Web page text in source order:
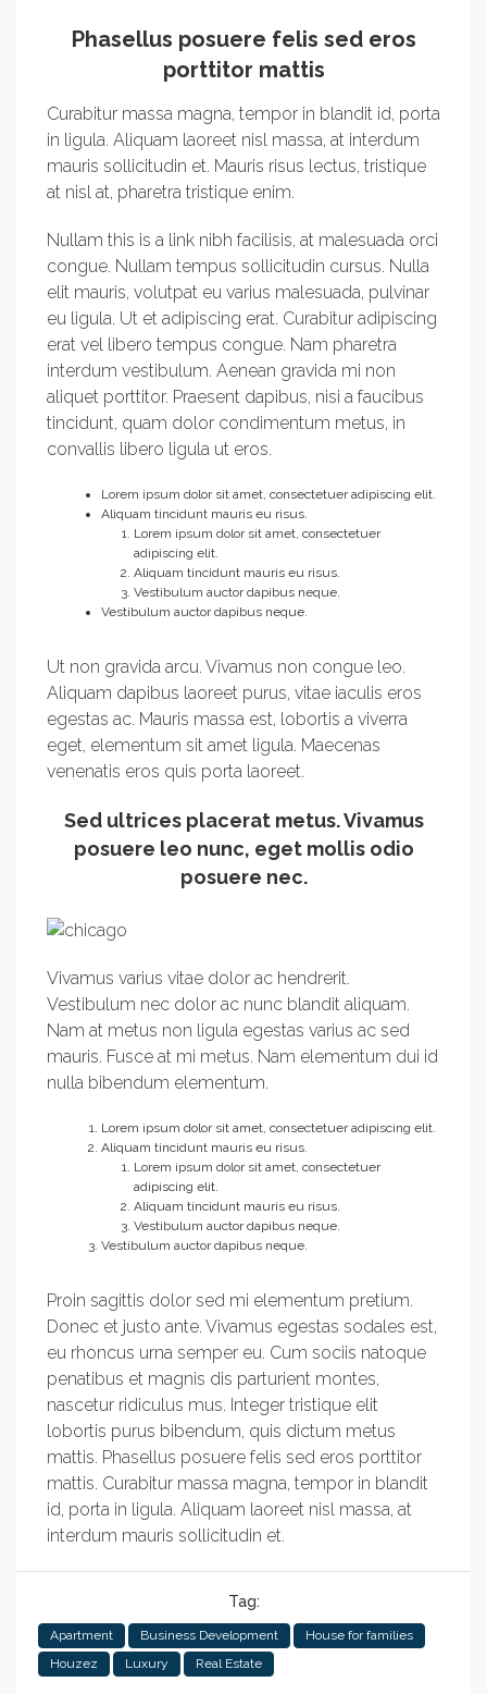
Phasellus posuere felis sed eros
porttitor mattis
Curabitur massa magna, tempor in blandit id, porta
in ligula. Aliquam laoreet nisl massa, at interdum
mauris sollicitudin et. Mauris risus lectus, tristique
at nisl at, pharetra tristique enim.
Nullam this is a link nibh facilisis, at malesuada orci
congue. Nullam tempus sollicitudin cursus. Nulla
elit mauris, volutpat eu varius malesuada, pulvinar
eu ligula. Ut et adipiscing erat. Curabitur adipiscing
erat vel libero tempus congue. Nam pharetra
interdum vestibulum. Aenean gravida mi non
aliquet porttitor. Praesent dapibus, nisi a faucibus
tincidunt, quam dolor condimentum metus, in
convallis libero ligula ut eros.
Lorem ipsum dolor sit amet, consectetuer adipiscing elit.
Aliquam tincidunt mauris eu risus.
Lorem ipsum dolor sit amet, consectetuer
adipiscing elit.
Aliquam tincidunt mauris eu risus.
Vestibulum auctor dapibus neque.
Vestibulum auctor dapibus neque.
Ut non gravida arcu. Vivamus non congue leo.
Aliquam dapibus laoreet purus, vitae iaculis eros
egestas ac. Mauris massa est, lobortis a viverra
eget, elementum sit amet ligula. Maecenas
venenatis eros quis porta laoreet.
Sed ultrices placerat metus. Vivamus
posuere leo nunc, eget mollis odio
posuere nec.
Vivamus varius vitae dolor ac hendrerit.
Vestibulum nec dolor ac nunc blandit aliquam.
Nam at metus non ligula egestas varius ac sed
mauris. Fusce at mi metus. Nam elementum dui id
nulla bibendum elementum.
Lorem ipsum dolor sit amet, consectetuer adipiscing elit.
Aliquam tincidunt mauris eu risus.
Lorem ipsum dolor sit amet, consectetuer
adipiscing elit.
Aliquam tincidunt mauris eu risus.
Vestibulum auctor dapibus neque.
Vestibulum auctor dapibus neque.
Proin sagittis dolor sed mi elementum pretium.
Donec et justo ante. Vivamus egestas sodales est,
eu rhoncus urna semper eu. Cum sociis natoque
penatibus et magnis dis parturient montes,
nascetur ridiculus mus. Integer tristique elit
lobortis purus bibendum, quis dictum metus
mattis. Phasellus posuere felis sed eros porttitor
mattis. Curabitur massa magna, tempor in blandit
id, porta in ligula. Aliquam laoreet nisl massa, at
interdum mauris sollicitudin et.
Tag:
Apartment Business Development
House for families
Houzez
Luxury Real Estate